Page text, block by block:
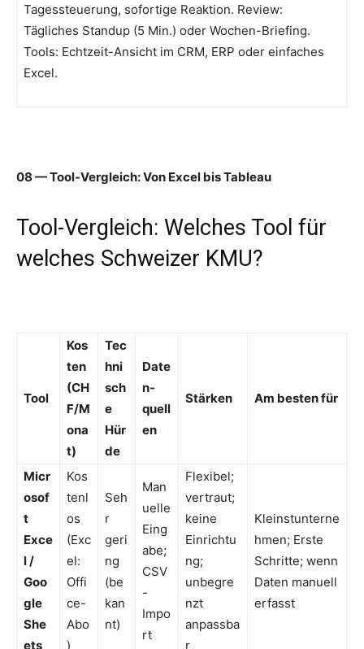
Tagessteuerung, sofortige Reaktion. Review:
Tägliches Standup (5 Min.) oder Wochen-Briefing.
Tools: Echtzeit-Ansicht im CRM, ERP oder einfaches
Excel.
08 — Tool-Vergleich: Von Excel bis Tableau
Tool-Vergleich: Welches Tool für
welches Schweizer KMU?
Tool
Kos
ten
(CH
F/M
ona
t)
Tec
hni
sch
e
Hür
de
Date
n-
quell
en
Stärken Am besten für
Micr
osof
t
Exce
l /
Goo
gle
She
ets
Kos
tenl
os
(Exc
el:
Offi
ce-
Abo
)
Seh
r
geri
ng
(be
kan
nt)
Man
uelle
Eing
abe;
CSV
-
Impo
rt
Flexibel;
vertraut;
keine
Einrichtu
ng;
unbegre
nzt
anpassba
r
Kleinstunterne
hmen; Erste
Schritte; wenn
Daten manuell
erfasst